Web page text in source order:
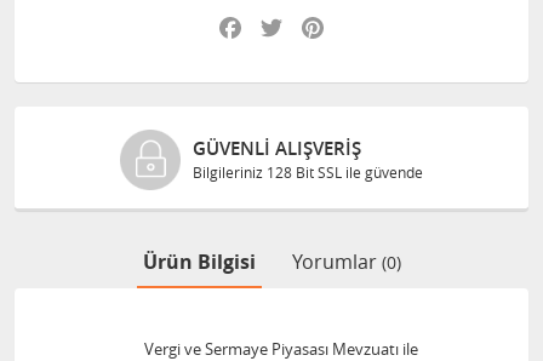
Facebook
Twitter
GÜVENLI ALIŞVERIŞ
Bilgileriniz 128 Bit SSL ile güvende
Ürün Bilgisi Yorumlar (0)
Vergi ve Sermaye Piyasası Mevzuatı ile